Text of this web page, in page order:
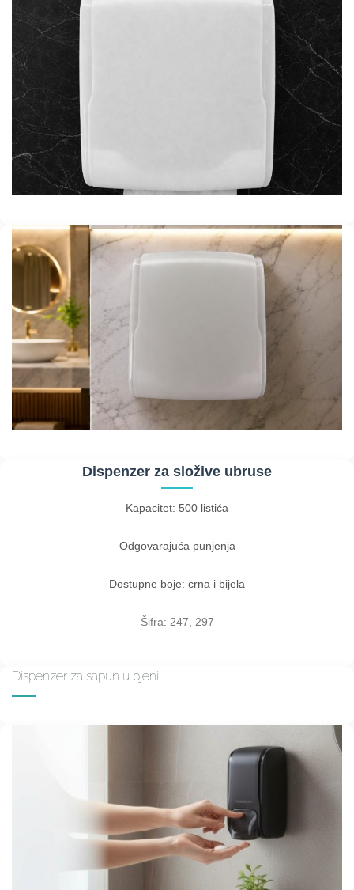
Dispenzer za složive ubruse
Kapacitet: 500 listića
Odgovarajuća punjenja
Dostupne boje: crna i bijela
Šifra: 247, 297
Dispenzer za sapun u pjeni